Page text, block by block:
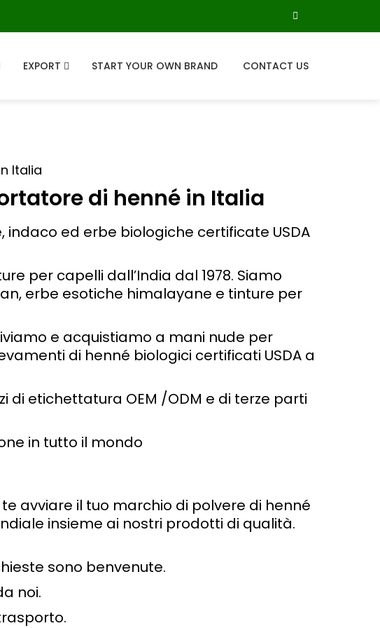
EXPORT START YOUR OWN BRAND CONTACT US
Italia
di henné in Italia
ed erbe biologiche certificate USDA
per capelli dall’India dal 1978. Siamo
erbe esotiche himalayane e tinture per
e acquistiamo a mani nude per
di henné biologici certificati USDA a
etichettatura OEM /ODM e di terze parti
in tutto il mondo
avviare il tuo marchio di polvere di henné
insieme ai nostri prodotti di qualità.
sono benvenute.
noi.